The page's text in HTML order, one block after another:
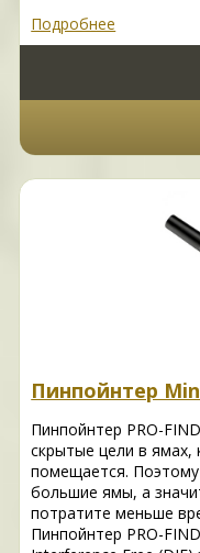
Подробнее
Пинпойнтер
Пинпойнтер PRO-
скрытые цели в ямах,
помещается.
большие ямы, а
потратите меньше
Пинпойнтер PRO-